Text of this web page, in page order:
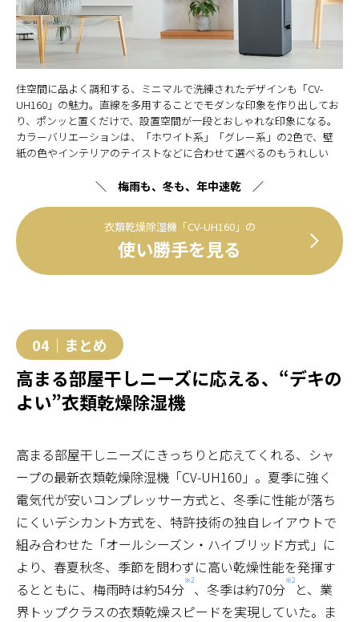
住空間に品よく調和する、ミニマルで洗練されたデザインも「CV-
UH160」の魅力。直線を多用することでモダンな印象を作り出してお
り、ポンッと置くだけで、設置空間が一段とおしゃれな印象になる。
カラーバリエーションは、「ホワイト系」「グレー系」の2色で、壁
紙の色やインテリアのテイストなどに合わせて選べるのもうれしい
＼ 梅雨も、冬も、年中速乾 ／
衣類乾燥除湿機「CV-UH160」の
使い勝手を見る
04｜まとめ
高まる部屋干しニーズに応える、“デキの
よい”衣類乾燥除湿機
高まる部屋干しニーズにきっちりと応えてくれる、シャ
ープの最新衣類乾燥除湿機「CV-UH160」。夏季に強く
電気代が安いコンプレッサー方式と、冬季に性能が落ち
にくいデシカント方式を、特許技術の独自レイアウトで
組み合わせた「オールシーズン・ハイブリッド方式」に
より、春夏秋冬、季節を問わずに高い乾燥性能を発揮す
るとともに、梅雨時は約54分※2、冬季は約70分※2 と、業
界トップクラスの衣類乾燥スピードを実現していた。ま